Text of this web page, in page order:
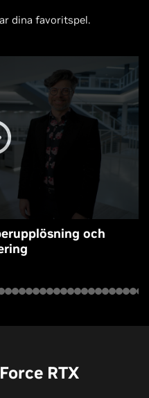
dina favoritspel.
och
RTX